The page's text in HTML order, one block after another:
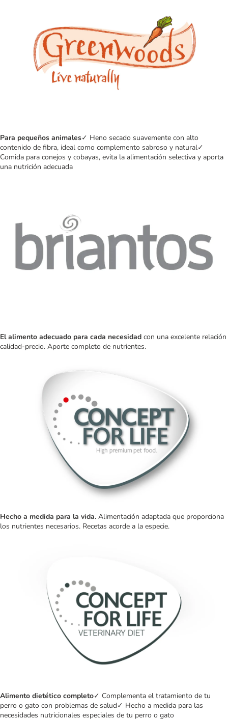
Para pequeños animales✓ Heno secado suavemente con alto
contenido de fibra, ideal como complemento sabroso y natural✓
Comida para conejos y cobayas, evita la alimentación selectiva y aporta
una nutrición adecuada
El alimento adecuado para cada necesidad con una excelente relación
calidad-precio. Aporte completo de nutrientes.
Hecho a medida para la vida. Alimentación adaptada que proporciona
los nutrientes necesarios. Recetas acorde a la especie.
Alimento dietético completo✓ Complementa el tratamiento de tu
perro o gato con problemas de salud✓ Hecho a medida para las
necesidades nutricionales especiales de tu perro o gato